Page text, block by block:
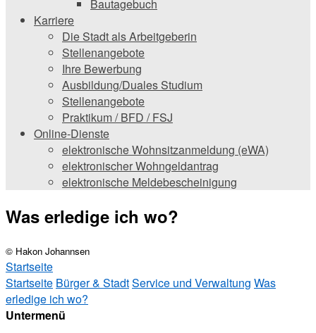
Bautagebuch
Karriere
Die Stadt als Arbeitgeberin
Stellenangebote
Ihre Bewerbung
Ausbildung/Duales Studium
Stellenangebote
Praktikum / BFD / FSJ
Online-Dienste
elektronische Wohnsitzanmeldung (eWA)
elektronischer Wohngeldantrag
elektronische Meldebescheinigung
Was erledige ich wo?
© Hakon Johannsen
Startseite
Startseite Bürger & StadtService und Verwaltung Was
erledige ich wo?
Untermenü